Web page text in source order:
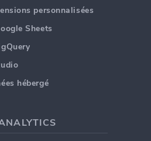
personnalisées
Sheets
hébergé